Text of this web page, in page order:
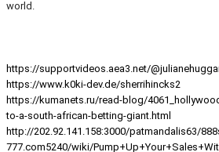
world.
https://supportvideos.aea3.net/
https://www.k0ki-dev.de/sherrihincks2
https://kumanets.ru/read-blog/
to-a-south-african-betting-giant.html
http://202.92.141.158:3000/patmandalis63/
777.com5240/wiki/